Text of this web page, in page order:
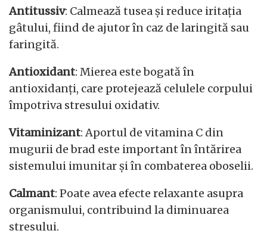
Antitussiv: Calmează tusea și reduce iritația
gâtului, fiind de ajutor în caz de laringită sau
faringită.
Antioxidant: Mierea este bogată în
antioxidanți, care protejează celulele corpului
împotriva stresului oxidativ.
Vitaminizant: Aportul de vitamina C din
mugurii de brad este important în întărirea
sistemului imunitar și în combaterea oboselii.
Calmant: Poate avea efecte relaxante asupra
organismului, contribuind la diminuarea
stresului.